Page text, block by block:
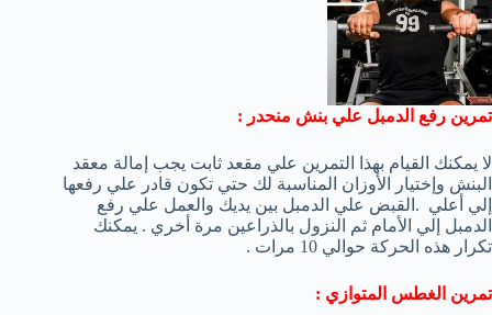
تمرين رفع الدمبل علي بنش منحدر :
لا يمكنك القيام بهذا التمرين علي مقعد ثابت يجب إمالة معقد
البنش وإختيار الأوزان المناسبة لك حتي تكون قادر علي رفعها
إلي أعلي .القبض علي الدمبل بين يديك والعمل علي رفع
الدمبل إلي الأمام ثم النزول بالذراعين مرة أخري . يمكنك
تكرار هذه الحركة حوالي 10 مرات .
تمرين الغطس المتوازي :